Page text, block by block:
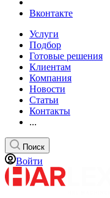
Вконтакте
Услуги
Подбор
Готовые решения
Клиентам
Компания
Новости
Статьи
Контакты
...
Поиск
Войти